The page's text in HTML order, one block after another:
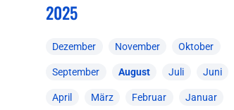
2025
Dezember November Oktober
September August Juli Juni
April März Februar Januar